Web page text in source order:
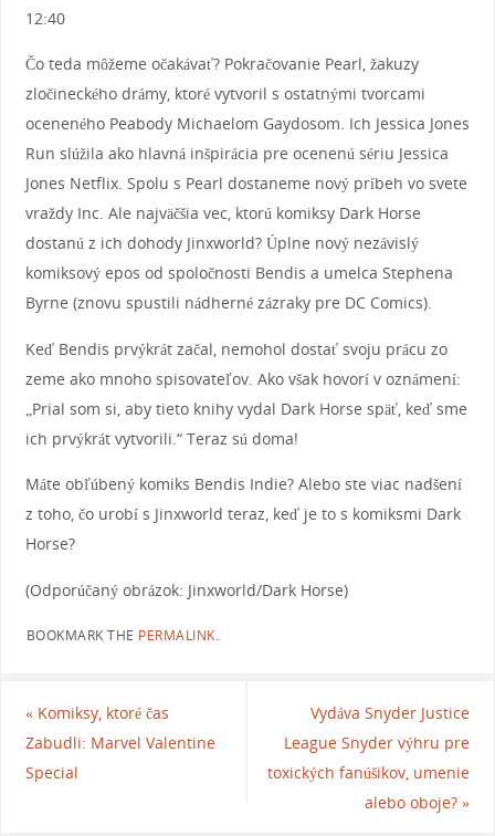
12:40
Čo teda môžeme očakávať? Pokračovanie Pearl, žakuzy
zločineckého drámy, ktoré vytvoril s ostatnými tvorcami
oceneného Peabody Michaelom Gaydosom. Ich Jessica Jones
Run slúžila ako hlavná inšpirácia pre ocenenú sériu Jessica
Jones Netflix. Spolu s Pearl dostaneme nový príbeh vo svete
vraždy Inc. Ale najväčšia vec, ktorú komiksy Dark Horse
dostanú z ich dohody Jinxworld? Úplne nový nezávislý
komiksový epos od spoločnosti Bendis a umelca Stephena
Byrne (znovu spustili nádherné zázraky pre DC Comics).
Keď Bendis prvýkrát začal, nemohol dostať svoju prácu zo
zeme ako mnoho spisovateľov. Ako však hovorí v oznámení:
„Prial som si, aby tieto knihy vydal Dark Horse späť, keď sme
ich prvýkrát vytvorili.“ Teraz sú doma!
Máte obľúbený komiks Bendis Indie? Alebo ste viac nadšení
z toho, čo urobí s Jinxworld teraz, keď je to s komiksmi Dark
Horse?
(Odporúčaný obrázok: Jinxworld/Dark Horse)
BOOKMARK THE PERMALINK.
«Komiksy, ktoré čas
Zabudli: Marvel Valentine
Special
Vydáva Snyder Justice
League Snyder výhru pre
toxických fanúšikov, umenie
alebo oboje?»